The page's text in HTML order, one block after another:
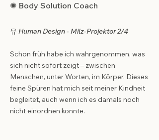
✺ Body Solution Coach
유 Human Design - Milz-Projektor 2/4
Schon früh habe ich wahrgenommen, was
sich nicht sofort zeigt – zwischen
Menschen, unter Worten, im Körper. Dieses
feine Spüren hat mich seit meiner Kindheit
begleitet, auch wenn ich es damals noch
nicht einordnen konnte.